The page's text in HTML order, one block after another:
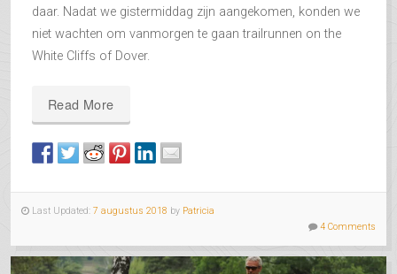
daar. Nadat we gistermiddag zijn aangekomen, konden we
niet wachten om vanmorgen te gaan trailrunnen on the
White Cliffs of Dover.
Read More
Last Updated: 7 augustus 2018 by Patricia
4 Comments